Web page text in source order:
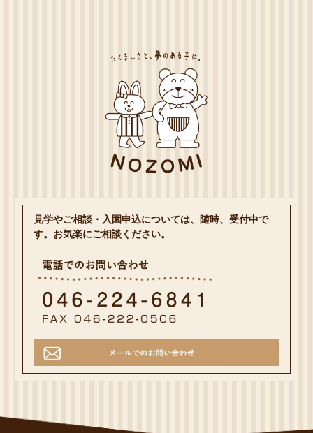
見学やご相談・入園申込については、随時、受付中で
す。お気楽にご相談ください。